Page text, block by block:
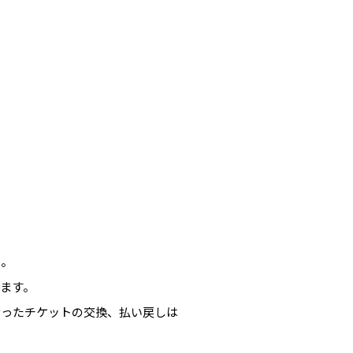
す。
たチケットの交換、払い戻しは